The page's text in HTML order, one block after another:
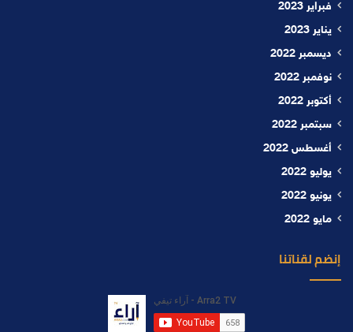
فبراير 2023
يناير 2023
ديسمبر 2022
نوفمبر 2022
أكتوبر 2022
سبتمبر 2022
أغسطس 2022
يوليو 2022
يونيو 2022
مايو 2022
إنضم لقناتنا